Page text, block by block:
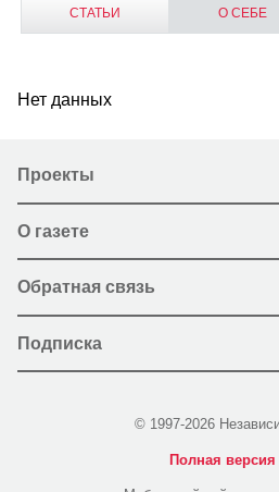
СТАТЬИ О СЕБЕ
Нет данных
Проекты
О газете
Обратная связь
Подписка
© 1997-2026
Полная версия